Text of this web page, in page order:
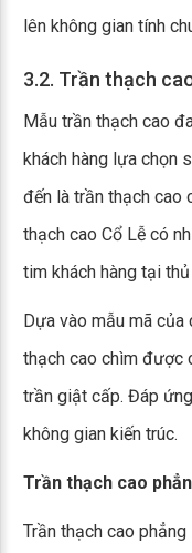
lên không gian tính
3.2. Trần thạch
Mẫu trần thạch cao
khách hàng lựa chọn
đến là trần thạch cao
thạch cao Cổ Lễ có
tim khách hàng tại
Dựa vào mẫu mã của
thạch cao chìm được
trần giật cấp. Đáp
không gian kiến trúc.
Trần thạch cao
Trần thạch cao